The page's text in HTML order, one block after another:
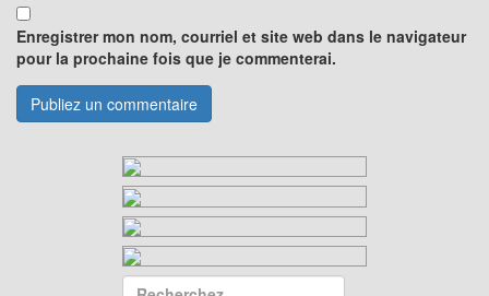
Enregistrer mon nom, courriel et site web dans le navigateur
pour la prochaine fois que je commenterai.